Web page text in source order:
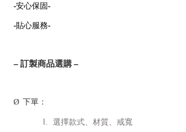
-安心保固-
-貼心服務-
–訂製商品選購–
Ø 下單：
I. 選擇款式、材質、戒寬